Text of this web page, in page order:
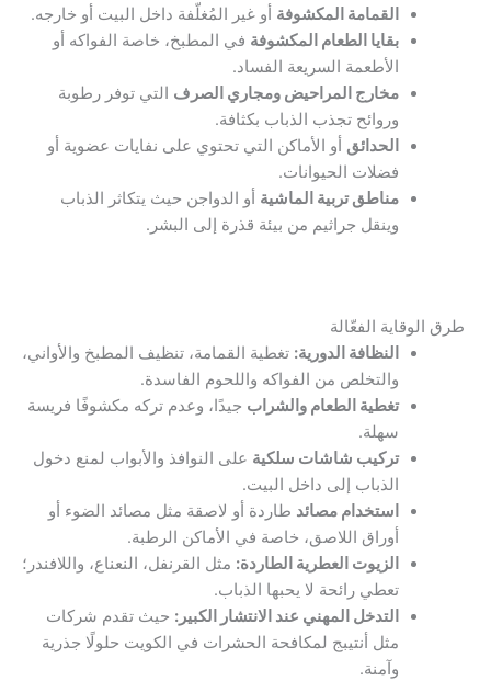
القمامة المكشوفة أو غير المُغلّفة داخل البيت أو خارجه.
بقايا الطعام المكشوفة في المطبخ، خاصة الفواكه أو
الأطعمة السريعة الفساد.
مخارج المراحيض ومجاري الصرف التي توفر رطوبة
وروائح تجذب الذباب بكثافة.
الحدائق أو الأماكن التي تحتوي على نفايات عضوية أو
فضلات الحيوانات.
مناطق تربية الماشية أو الدواجن حيث يتكاثر الذباب
وينقل جراثيم من بيئة قذرة إلى البشر.
طرق الوقاية الفعّالة
النظافة الدورية: تغطية القمامة، تنظيف المطبخ والأواني،
والتخلص من الفواكه واللحوم الفاسدة.
تغطية الطعام والشراب جيدًا، وعدم تركه مكشوفًا فريسة
سهلة.
تركيب شاشات سلكية على النوافذ والأبواب لمنع دخول
الذباب إلى داخل البيت.
استخدام مصائد طاردة أو لاصقة مثل مصائد الضوء أو
أوراق اللاصق، خاصة في الأماكن الرطبة.
الزيوت العطرية الطاردة: مثل القرنفل، النعناع، واللافندر؛
تعطي رائحة لا يحبها الذباب.
التدخل المهني عند الانتشار الكبير: حيث تقدم شركات
مثل أنتيبج لمكافحة الحشرات في الكويت حلولًا جذرية
وآمنة.